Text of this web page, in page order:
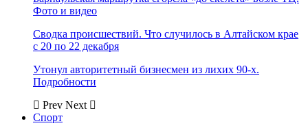
Фото и видео
Сводка происшествий. Что случилось в Алтайском крае
с 20 по 22 декабря
Утонул авторитетный бизнесмен из лихих 90-х.
Подробности
Prev Next
Спорт